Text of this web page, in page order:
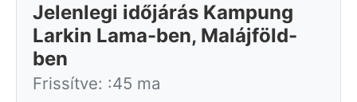
Jelenlegi időjárás Kampung
Larkin Lama-ben, Malájföld-
ben
Frissítve: :45 ma